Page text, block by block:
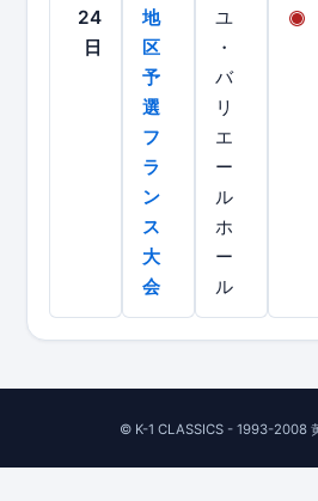
24
日
地
区
予
選
フ
ラ
ン
ス
大
会
ユ
・
バ
リ
エ
ー
ル
ホ
ー
ル
© K-1 CLASSICS - 1993-2008